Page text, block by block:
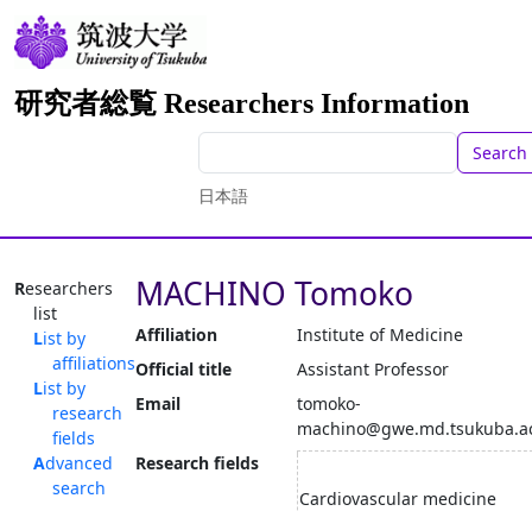
研究者総覧 Researchers Information
Search
日本語
Researchers
list
List by
affiliations
List by
research
fields
Advanced
search
MACHINO Tomoko
Affiliation
Institute of Medicine
Official title
Assistant Professor
Email
tomoko-
Research fields
Cardiovascular medicine